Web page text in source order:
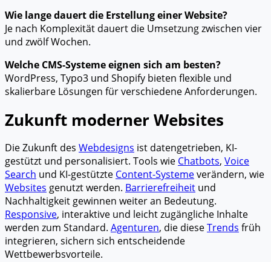
Wie lange dauert die Erstellung einer Website?
Je nach Komplexität dauert die Umsetzung zwischen vier
und zwölf Wochen.
Welche CMS-Systeme eignen sich am besten?
WordPress, Typo3 und Shopify bieten flexible und
skalierbare Lösungen für verschiedene Anforderungen.
Zukunft moderner Websites
Die Zukunft des Webdesigns ist datengetrieben, KI-
gestützt und personalisiert. Tools wie Chatbots, Voice
Search und KI-gestützte Content-Systemeverändern, wie
Websites genutzt werden. Barrierefreiheit und
Nachhaltigkeit gewinnen weiter an Bedeutung.
Responsive, interaktive und leicht zugängliche Inhalte
werden zum Standard. Agenturen, die dieseTrends früh
integrieren, sichern sich entscheidende
Wettbewerbsvorteile.